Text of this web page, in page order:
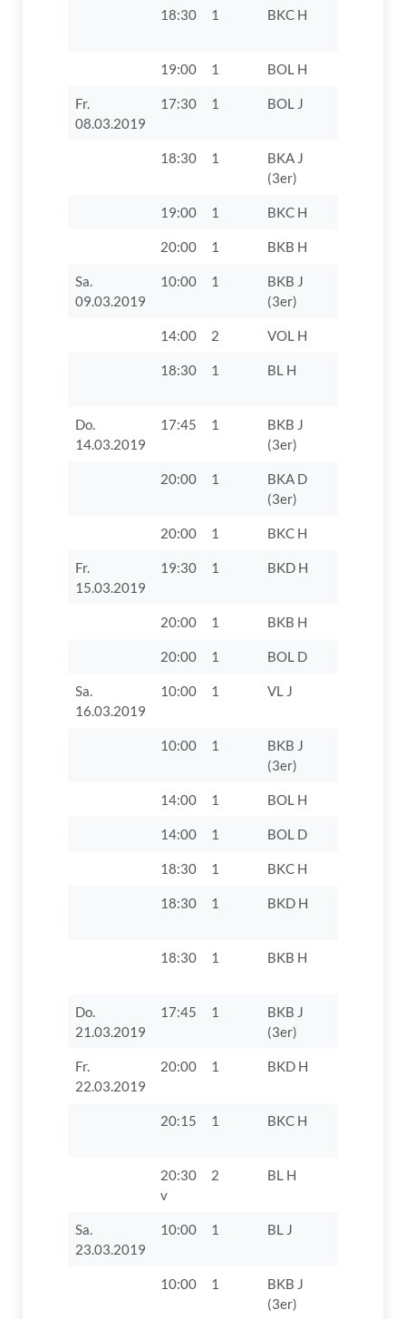
18:30 1 BKC H
19:00 1 BOL H
Fr.
08.03.2019
17:30 1 BOL J
18:30 1
BKA J
(3er)
19:00 1 BKC H
20:00 1 BKB H
Sa.
09.03.2019
10:00 1
BKB J
(3er)
14:00 2 VOL H
18:30 1 BL H
Do.
14.03.2019
17:45 1
BKB J
(3er)
20:00 1
BKA D
(3er)
20:00 1 BKC H
Fr.
15.03.2019
19:30 1 BKD H
20:00 1 BKB H
20:00 1 BOL D
Sa.
16.03.2019
10:00 1 VL J
10:00 1
BKB J
(3er)
14:00 1 BOL H
14:00 1 BOL D
18:30 1 BKC H
18:30 1 BKD H
18:30 1 BKB H
Do.
21.03.2019
17:45 1
BKB J
(3er)
Fr.
22.03.2019
20:00 1 BKD H
20:15 1 BKC H
20:30
v
2 BL H
Sa.
23.03.2019
10:00 1 BL J
10:00 1
BKB J
(3er)